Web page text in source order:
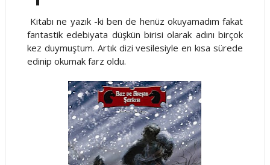
Kitabı ne yazık -ki ben de henüz okuyamadım fakat
fantastik edebiyata düşkün birisi olarak adını birçok
kez duymuştum. Artık dizi vesilesiyle en kısa sürede
edinip okumak farz oldu.